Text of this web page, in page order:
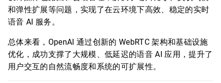
和弹性扩展等问题，实现了在云环境下高效、稳定的实时
语音 AI 服务。
总体来看，OpenAI 通过创新的 WebRTC 架构和基础设施
优化，成功支撑了大规模、低延迟的语音 AI 应用，提升了
用户交互的自然流畅度和系统的可扩展性。